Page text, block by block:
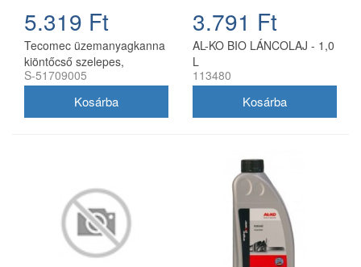
5.319 Ft
Tecomec üzemanyagkanna
kiöntőcső szelepes,
utángyártott
S-51709005
3.791 Ft
AL-KO BIO LÁNCOLAJ - 1,0
L
113480